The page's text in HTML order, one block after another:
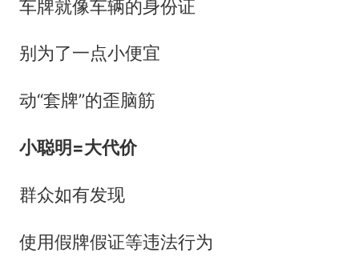
车牌就像车辆的身份证
别为了一点小便宜
动“套牌”的歪脑筋
小聪明=大代价
群众如有发现
使用假牌假证等违法行为